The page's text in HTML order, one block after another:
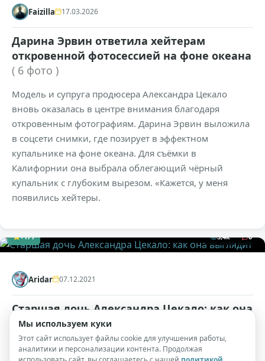
Faizilla 17.03.2026
Дарина Эрвин ответила хейтерам
откровенной фотосессией на фоне океана
( 6 фото )
Модель и супруга продюсера Александра Цекало
вновь оказалась в центре внимания благодаря
откровенным фотографиям. Дарина Эрвин выложила
в соцсети снимки, где позирует в эффектном
купальнике на фоне океана. Для съёмки в
Калифорнии она выбрала облегающий чёрный
купальник с глубоким вырезом. «Кажется, у меня
появились хейтеры.
+171 5,4к 0
Aridar 07.12.2021
Старшая дочь Александра Цекало: как она
выглядит( 6 фото )
Александр Цекало не любит распространяться о своей
Мы используем куки
Этот сайт использует файлы cookie для улучшения работы,
аналитики и персонализации контента. Продолжая